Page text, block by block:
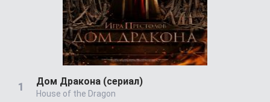
Дом Дракона (сериал)
House of the Dragon